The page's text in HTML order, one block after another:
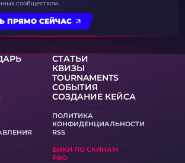
сообществом.
ПРЯМО СЕЙЧАС
СТАТЬИ
КВИЗЫ
TOURNAMENTS
СОБЫТИЯ
СОЗДАНИЕ КЕЙСА
ПОЛИТИКА
КОНФИДЕНЦИАЛЬНОСТИ
RSS
ВИКИ ПО СКИНАМ
PRO